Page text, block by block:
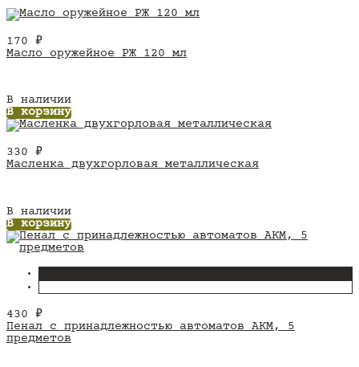
170 ₽
Масло оружейное РЖ 120 мл
В наличии
В корзину
330 ₽
Масленка двухгорловая металлическая
В наличии
В корзину
430 ₽
Пенал с принадлежностью автоматов АКМ, 5
предметов